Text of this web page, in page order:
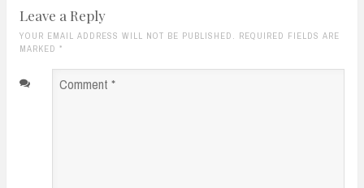
Leave a Reply
YOUR EMAIL ADDRESS WILL NOT BE PUBLISHED. REQUIRED FIELDS ARE
MARKED *
Comment